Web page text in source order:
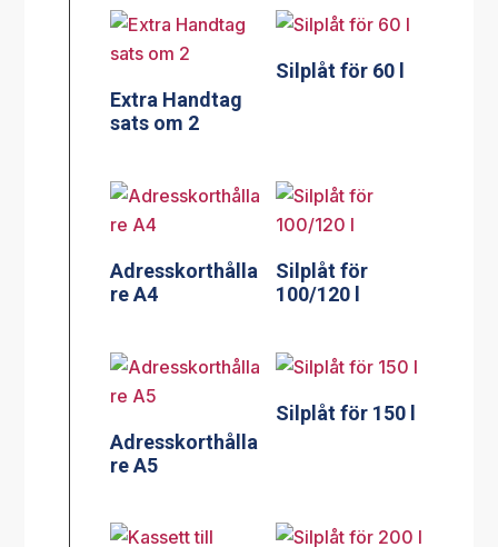
Extra Handtag
sats om 2
Silplåt för 60 l
Adresskorthålla
re A4
Silplåt för
100/120 l
Adresskorthålla
re A5
Silplåt för 150 l